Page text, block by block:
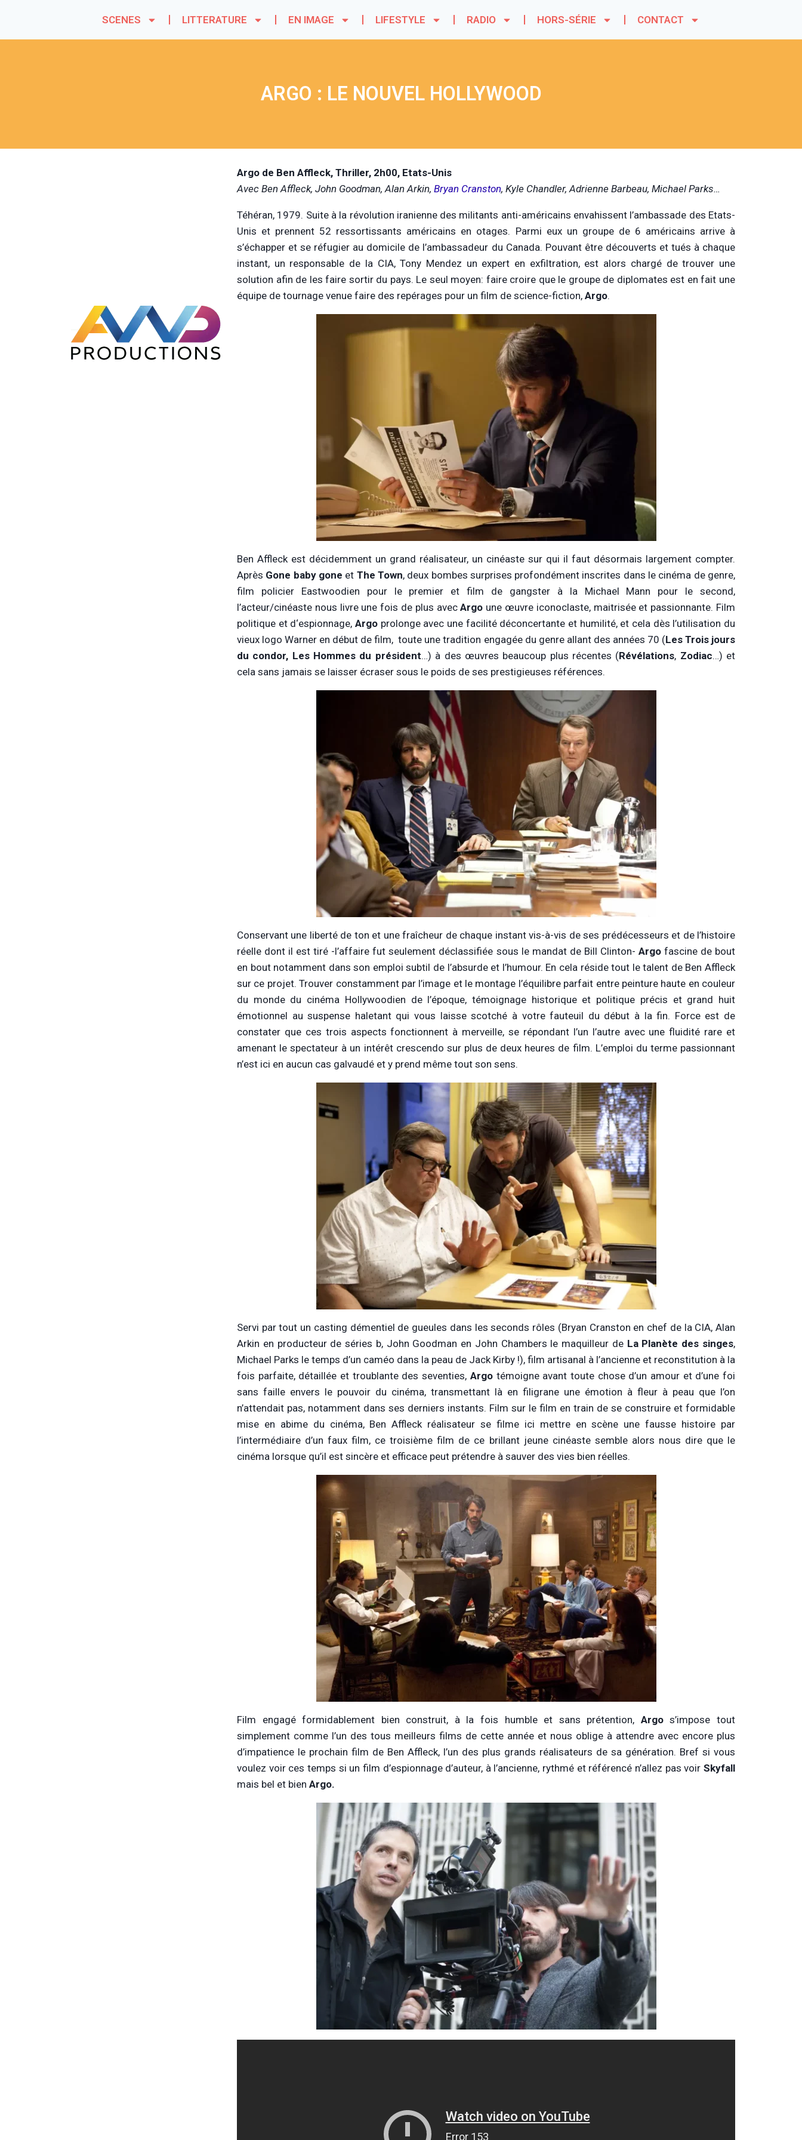
SCENES LITTERATURE EN IMAGE LIFESTYLE RADIO HORS-SÉRIE CONTACT
ARGO : LE NOUVEL HOLLYWOOD
Argo de Ben Affleck, Thriller, 2h00, Etats-Unis
Avec Ben Affleck, John Goodman, Alan Arkin, Bryan Cranston, Kyle Chandler, Adrienne Barbeau, Michael Parks…
Téhéran, 1979. Suite à la révolution iranienne des militants anti-américains envahissent l’ambassade des Etats-
Unis et prennent 52 ressortissants américains en otages. Parmi eux un groupe de 6 américains arrive à
s’échapper et se réfugier au domicile de l’ambassadeur du Canada. Pouvant être découverts et tués à chaque
instant, un responsable de la CIA, Tony Mendez un expert en exfiltration, est alors chargé de trouver une
solution afin de les faire sortir du pays. Le seul moyen: faire croire que le groupe de diplomates est en fait une
équipe de tournage venue faire des repérages pour un film de science-fiction, Argo.
Ben Affleck est décidemment un grand réalisateur, un cinéaste sur qui il faut désormais largement compter.
Après Gone baby gone et The Town, deux bombes surprises profondément inscrites dans le cinéma de genre,
film policier Eastwoodien pour le premier et film de gangster à la Michael Mann pour le second,
l’acteur/cinéaste nous livre une fois de plus avecArgo une œuvre iconoclaste, maitrisée et passionnante. Film
politique et d‘espionnage, Argo prolonge avec une facilité déconcertante et humilité, et cela dès l’utilisation du
vieux logo Warner en début de film, toute une tradition engagée du genre allant des années 70 (Les Trois jours
du condor, Les Hommes du président…) à des œuvres beaucoup plus récentes (Révélations, Zodiac…) et
cela sans jamais se laisser écraser sous le poids de ses prestigieuses références.
Conservant une liberté de ton et une fraîcheur de chaque instant vis-à-vis de ses prédécesseurs et de l’histoire
réelle dont il est tiré -l’affaire fut seulement déclassifiée sous le mandat de Bill Clinton- Argofascine de bout
en bout notamment dans son emploi subtil de l’absurde et l’humour. En cela réside tout le talent de Ben Affleck
sur ce projet. Trouver constamment par l’image et le montage l’équilibre parfait entre peinture haute en couleur
du monde du cinéma Hollywoodien de l’époque, témoignage historique et politique précis et grand huit
émotionnel au suspense haletant qui vous laisse scotché à votre fauteuil du début à la fin. Force est de
constater que ces trois aspects fonctionnent à merveille, se répondant l’un l’autre avec une fluidité rare et
amenant le spectateur à un intérêt crescendo sur plus de deux heures de film. L’emploi du terme passionnant
n’est ici en aucun cas galvaudé et y prend même tout son sens.
Servi par tout un casting démentiel de gueules dans les seconds rôles (Bryan Cranston en chef de la CIA, Alan
Arkin en producteur de séries b, John Goodman en John Chambers le maquilleur de La Planète des singes,
Michael Parks le temps d’un caméo dans la peau de Jack Kirby !), film artisanal à l’ancienne et reconstitution à la
fois parfaite, détaillée et troublante des seventies, Argo témoigne avant toute chose d’un amour et d’une foi
sans faille envers le pouvoir du cinéma, transmettant là en filigrane une émotion à fleur à peau que l’on
n’attendait pas, notamment dans ses derniers instants. Film sur le film en train de se construire et formidable
mise en abime du cinéma, Ben Affleck réalisateur se filme ici mettre en scène une fausse histoire par
l’intermédiaire d’un faux film, ce troisième film de ce brillant jeune cinéaste semble alors nous dire que le
cinéma lorsque qu’il est sincère et efficace peut prétendre à sauver des vies bien réelles.
Film engagé formidablement bien construit, à la fois humble et sans prétention, Argos’impose tout
simplement comme l’un des tous meilleurs films de cette année et nous oblige à attendre avec encore plus
d’impatience le prochain film de Ben Affleck, l’un des plus grands réalisateurs de sa génération. Bref si vous
voulez voir ces temps si un film d’espionnage d’auteur, à l’ancienne, rythmé et référencé n’allez pas voir Skyfall
mais bel et bien Argo.